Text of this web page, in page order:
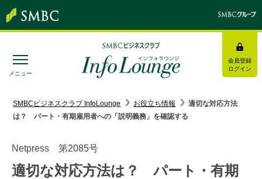
メニュー
会員登録
ログイン
みんなの研修
SMBCビジネスクラブ InfoLounge お役立ち情報
適切な対応方法
は？ パート・有期雇用者への「説明義務」を確認する
Netpress 第2085号
適切な対応方法は？ パート・有期